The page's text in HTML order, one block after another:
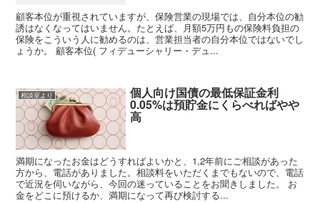
顧客本位が重視されていますが、保険営業の現場では、自分本位の勧
誘はなくなってはいません。たとえば、月額5万円もの保険料負担の
保険をこういう人に勧めるのは、営業担当者の自分本位ではないでし
ょうか。 顧客本位( フィデューシャリー・デュ...
相談室より 個人向け国債の最低保証金利
0.05%は預貯金にくらべればやや
高
満期になったお金はどうすればよいかと、1,2年前にご相談があった
方から、電話がありました。相談料をいただくまでもないので、電話
で近況を伺いながら、今回の迷っていることをお聞きしました。 お
金をどこに預けるか、満期になって再び検討する...